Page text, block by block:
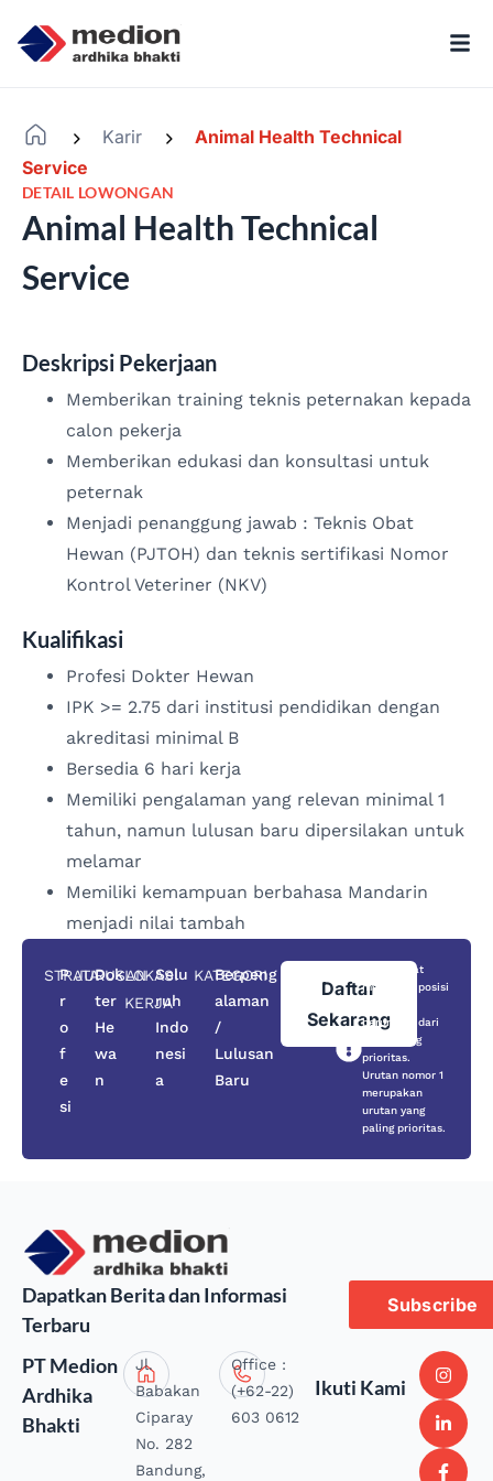
Karir
Animal Health Technical
Service
DETAIL LOWONGAN
Animal Health Technical
Service
Deskripsi Pekerjaan
Memberikan training teknis peternakan kepada
calon pekerja
Memberikan edukasi dan konsultasi untuk
peternak
Menjadi penanggung jawab : Teknis Obat
Hewan (PJTOH) dan teknis sertifikasi Nomor
Kontrol Veteriner (NKV)
Kualifikasi
Profesi Dokter Hewan
IPK >= 2.75 dari institusi pendidikan dengan
akreditasi minimal B
Bersedia 6 hari kerja
Memiliki pengalaman yang relevan minimal 1
tahun, namun lulusan baru dipersilakan untuk
melamar
Memiliki kemampuan berbahasa Mandarin
menjadi nilai tambah
STRATA
P
r
o
f
e
si
JURUSAN
Dok
ter
He
wa
n
LOKASI
KERJA
Selu
ruh
Indo
nesi
a
KATEGORI
Berpeng
alaman
/
Lulusan
Baru
Daftar
Sekarang
Anda dapat
memilih 3 posisi
berurutan dari
yang paling
prioritas.
Urutan nomor 1
merupakan
urutan yang
paling prioritas.
Dapatkan Berita dan Informasi
Terbaru
Subscribe
PT Medion
Ardhika
Bhakti
Jl.
Babakan
Ciparay
No. 282
Bandung,
Office :
(+62-22)
603 0612
Ikuti Kami